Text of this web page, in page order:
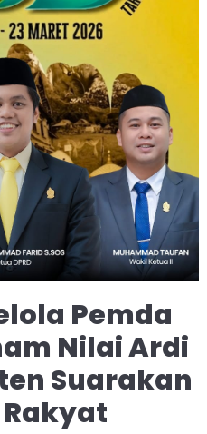
Pemda
Nilai Ardi
Suarakan